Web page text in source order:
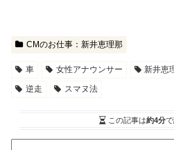
CMのお仕事：新井恵理那
車 女性アナウンサー 新井恵
逆走
スマヌ法
この記事は約4分で